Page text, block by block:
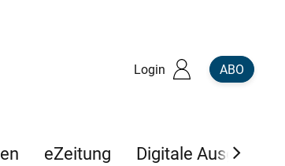
Login ABO
eZeitung Digitale Ausgaben